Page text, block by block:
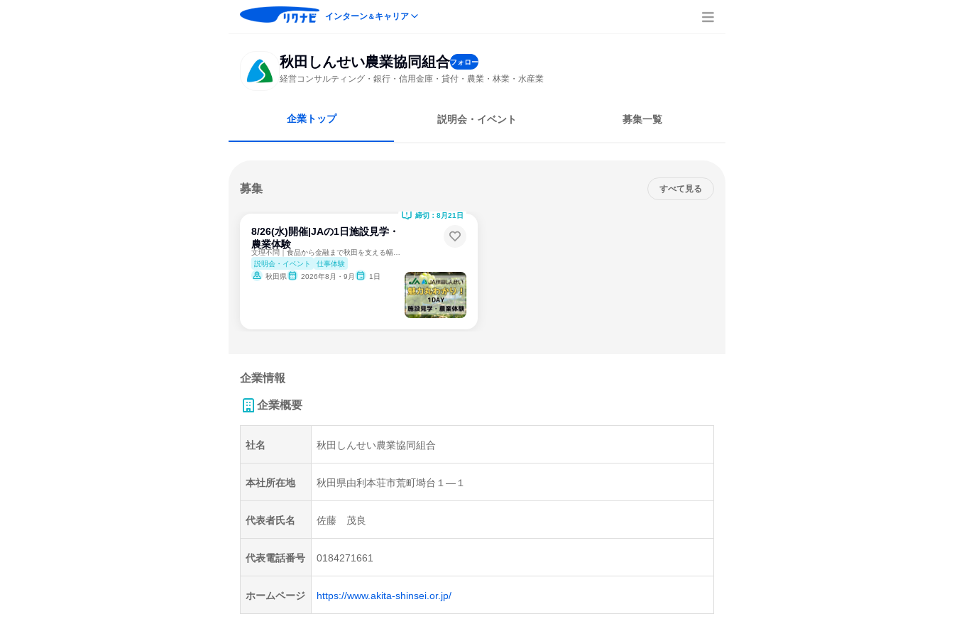
インターン＆キャリア
秋田しんせい農業協同組合フォロー
経営コンサルティング・銀行・信用金庫・貸付・農業・林業・水産業
企業トップ 説明会・イベント 募集一覧
募集 すべて見る
8/26(水)開催|JAの1日施設見学・
農業体験
説明会・イベント
仕事体験
秋田県
2026年8月・9月 1日
締切：8月21日
企業情報
企業概要
社名 秋田しんせい農業協同組合
本社所在地 秋田県由利本荘市荒町塒台１―１
代表者氏名 佐藤 茂良
代表電話番号 0184271661
ホームページ https://www.akita-shinsei.or.jp/